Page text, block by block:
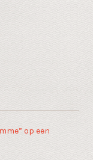
op een